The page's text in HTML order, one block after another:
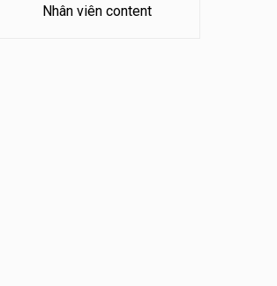
Nhân viên content